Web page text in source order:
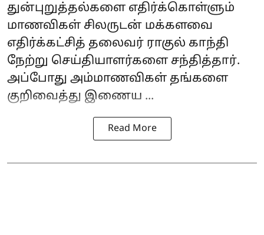
துன்புறுத்தல்களை எதிர்க்கொள்ளும்
மாணவிகள் சிலருடன் மக்களவை
எதிர்க்கட்சித் தலைவர் ராகுல் காந்தி
நேற்று செய்தியாளர்களை சந்தித்தார்.
அப்போது அம்மாணவிகள் தங்களை
குறிவைத்து இணைய ...
Read More